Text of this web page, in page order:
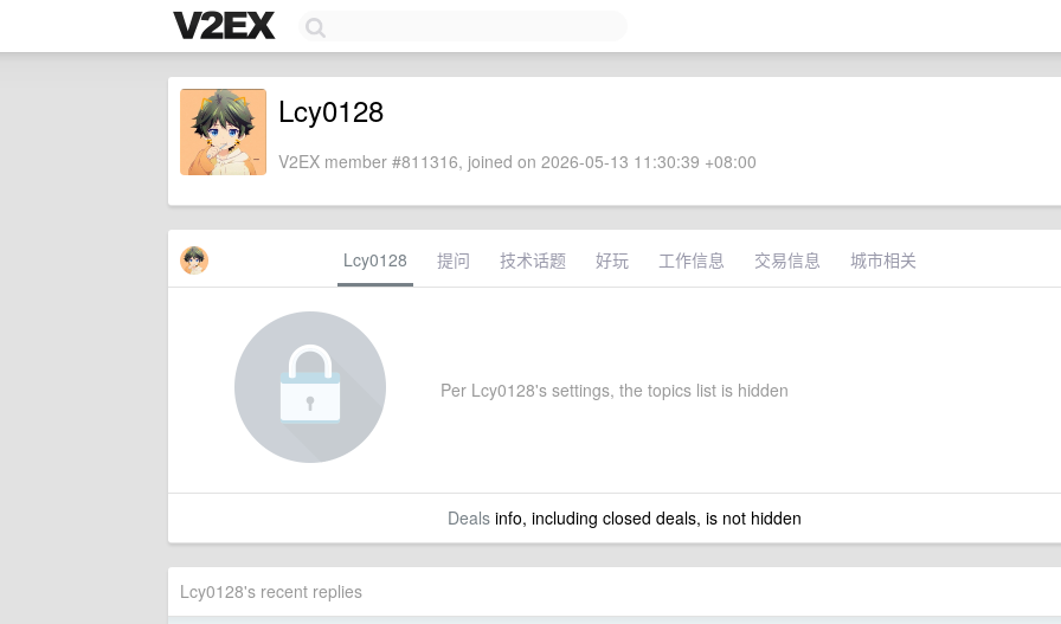
Lcy0128
V2EX member #811316, joined on 2026-05-13 11:30:39 +08:00
Lcy0128 提问 技术话题 好玩 工作信息 交易信息 城市相关
Per Lcy0128's settings, the topics list is hidden
Dealsinfo, including closed deals, is not hidden
Lcy0128's recent replies